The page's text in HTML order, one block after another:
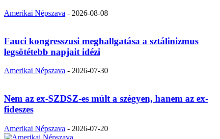
Amerikai Népszava - 2026-08-08
Fauci kongresszusi meghallgatása a sztálinizmus
legsötétebb napjait idézi
Amerikai Népszava - 2026-07-30
Nem az ex-SZDSZ-es múlt a szégyen, hanem az ex-
fideszes
Amerikai Népszava - 2026-07-20